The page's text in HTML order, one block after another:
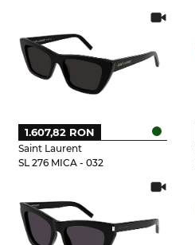
Saint Laurent
SL 276 MICA - 032
1.607,82 RON